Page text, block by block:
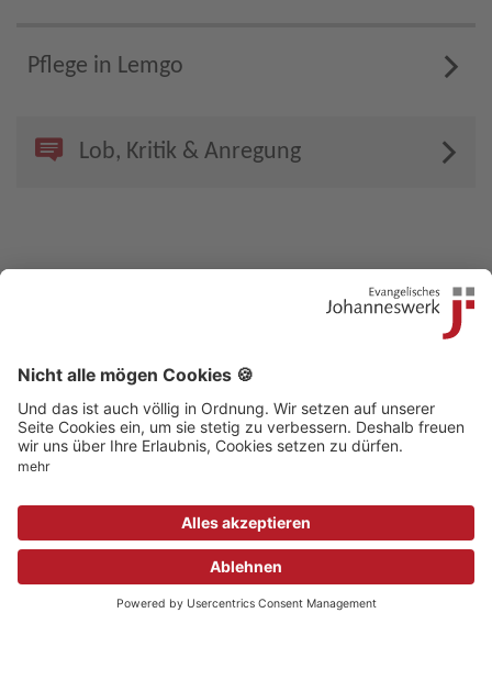
Pflege in Lemgo
Lob, Kritik & Anregung
Beschwerdestelle Impressum Sitemap